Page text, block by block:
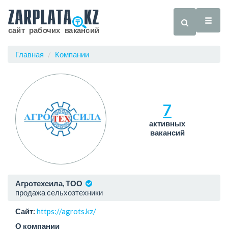
Главная Компании
7
активных
вакансий
Агротехсила, ТОО
продажа сельхозтехники
Сайт: https://agrots.kz/
О компании